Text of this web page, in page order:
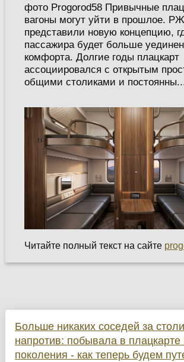
фото Progorod58 Привычные
вагоны могут уйти в прошлое.
представили новую концепцию,
пассажира будет больше
комфорта. Долгие годы плацкарт
ассоциировался с открытым
общими столиками и
Читайте полный текст на сайте
Больше никаких соседей за
напротив: побывала в
поколения - как теперь будем